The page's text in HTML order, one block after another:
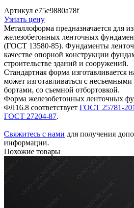
Артикул e75e9880a78f
Узнать цену
Металлоформа предназначается для
железобетонных ленточных
(ГОСТ 13580-85). Фундаменты
качестве опорной конструкции
строительстве зданий и сооружений.
Стандартная форма изготавливается
может изготавливаться с
бортами, со съемной отбортовкой.
Форма железобетонных ленточных
ФЛ16.8 соответствует ГОСТ 25781-
ГОСТ 27204-87.
Свяжитесь с нами для получения
информации.
Похожие товары